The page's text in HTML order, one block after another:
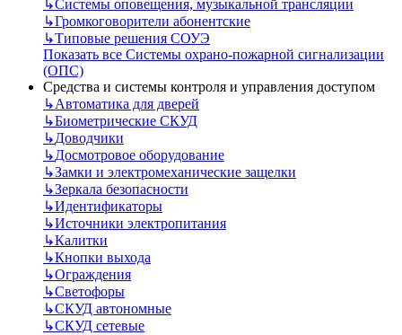
↳Системы оповещения, музыкальной трансляции
↳Громкоговорители абонентские
↳Типовые решения СОУЭ
Показать все Системы охрано-пожарной сигнализации
(ОПС)
Средства и системы контроля и управления доступом
↳Автоматика для дверей
↳Биометрические СКУД
↳Доводчики
↳Досмотровое оборудование
↳Замки и электромеханические защелки
↳Зеркала безопасности
↳Идентификаторы
↳Источники электропитания
↳Калитки
↳Кнопки выхода
↳Ограждения
↳Светофоры
↳СКУД автономные
↳СКУД сетевые